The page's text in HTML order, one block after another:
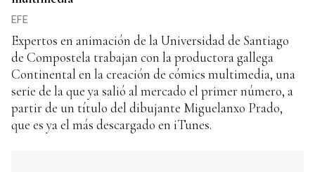
EFE
Expertos en animación de la Universidad de Santiago
de Compostela trabajan con la productora gallega
Continental en la creación de cómics multimedia, una
serie de la que ya salió al mercado el primer número, a
partir de un título del dibujante Miguelanxo Prado,
que es ya el más descargado en iTunes.